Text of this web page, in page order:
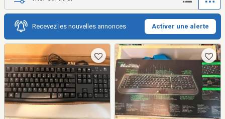
Recevez les nouvelles annonces Activer une alerte